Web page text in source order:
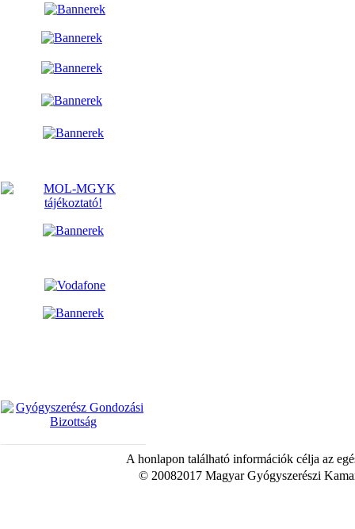
A honlapon található információk célja az
© 20082017 Magyar Gyógyszerészi